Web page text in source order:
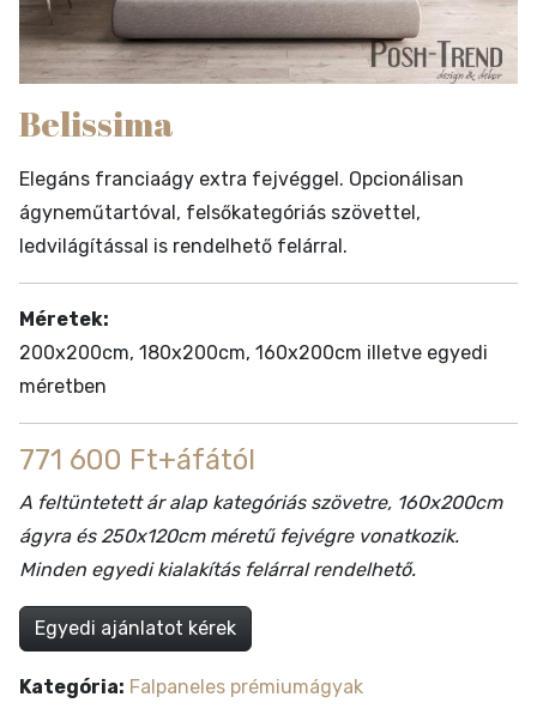
Belissima
Elegáns franciaágy extra fejvéggel. Opcionálisan
ágyneműtartóval, felsőkategóriás szövettel,
ledvilágítással is rendelhető felárral.
Méretek:
200x200cm, 180x200cm, 160x200cm illetve egyedi
méretben
771 600 Ft+áfától
A feltüntetett ár alap kategóriás szövetre, 160x200cm
ágyra és 250x120cm méretű fejvégre vonatkozik.
Minden egyedi kialakítás felárral rendelhető.
Egyedi ajánlatot kérek
Kategória: Falpaneles prémiumágyak